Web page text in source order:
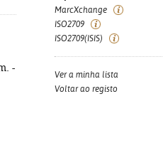
-
MarcXchange
ISO2709
ISO2709(ISIS)
Ver a minha lista
Voltar ao registo